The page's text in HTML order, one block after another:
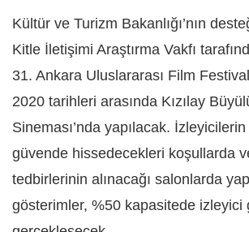
Kültür ve Turizm Bakanlığı’nın
Kitle İletişimi Araştırma Vakfı
31. Ankara Uluslararası Film
2020 tarihleri arasında Kızılay
Sineması’nda yapılacak.
güvende hissedecekleri koşullarda
tedbirlerinin alınacağı salonlarda
gösterimler, %50 kapasitede izleyici